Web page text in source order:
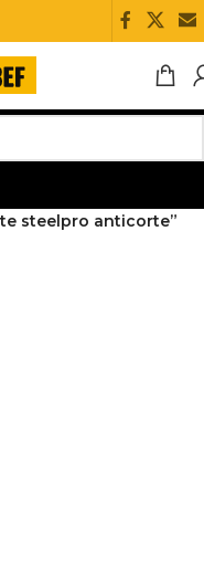
steelpro anticorte”